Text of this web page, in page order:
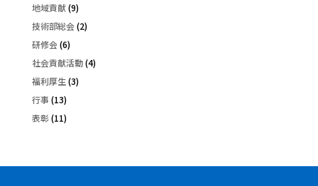
地域貢献(9)
技術部総会(2)
研修会(6)
社会貢献活動(4)
福利厚生(3)
行事 (13)
表彰(11)